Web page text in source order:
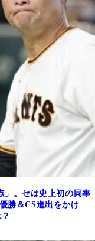
。セは史上初の同率
勝＆CS進出をかけ